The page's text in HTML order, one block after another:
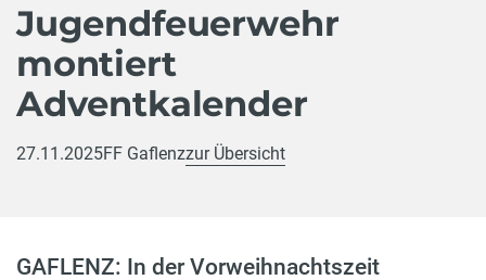
Jugendfeuerwehr
montiert
Adventkalender
27.11.2025FF Gaflenzzur Übersicht
GAFLENZ: In der Vorweihnachtszeit